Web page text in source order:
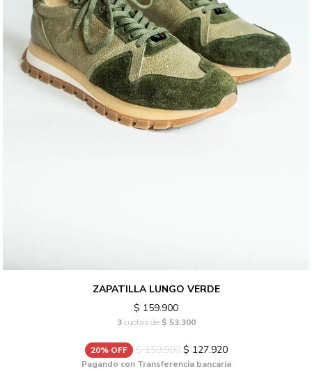
ZAPATILLA LUNGO VERDE
$ 159.900
3cuotas de $ 53.300
20% OFF $ 159.900$ 127.920
Pagando con Transferencia bancaria